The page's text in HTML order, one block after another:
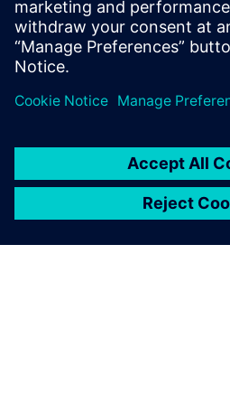
물리적 테스트 셀을 가상 언더
공유